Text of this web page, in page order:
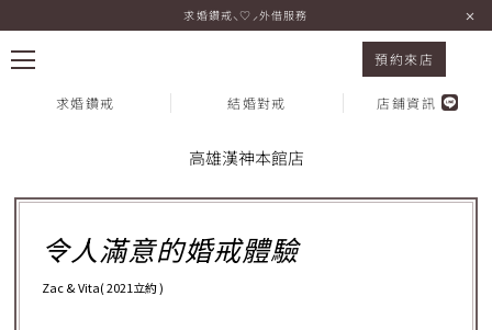
I-PRIMO 高雄漢神本館店 Zac & Vita
求婚鑽戒⸜♡⸝外借服務
預約來店
求婚鑽戒 結婚對戒 店鋪資訊
熱門搜尋：
高雄漢神本館店
令人滿意的婚戒體驗
Zac & Vita( 2021立約 )